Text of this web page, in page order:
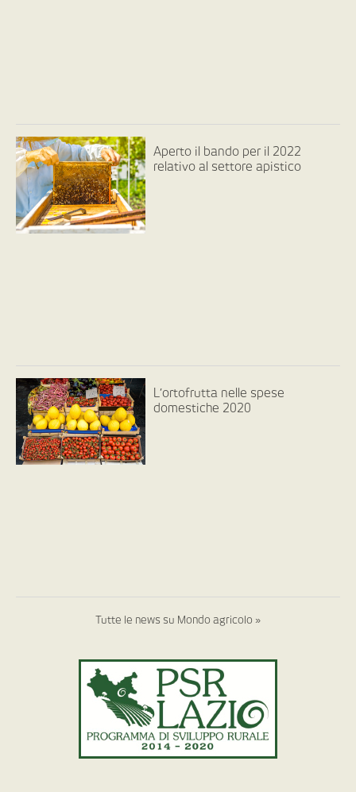
Aperto il bando per il 2022
relativo al settore apistico
L’ortofrutta nelle spese
domestiche 2020
Tutte le news su Mondo agricolo »